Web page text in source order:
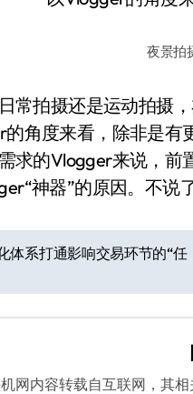
夜景拍
拍摄还是运动拍摄，
角度来看，除非是有
求的Vlogger来说，
神器”的原因。不说
体系打通影响交易环节的“任
网内容转载自互联网，其